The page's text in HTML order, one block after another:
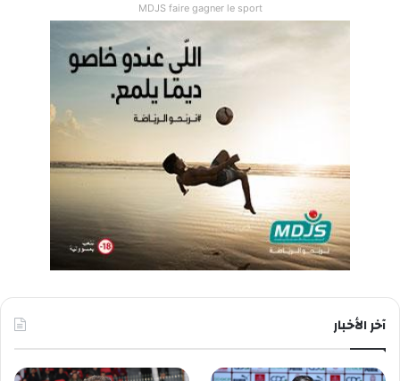
MDJS faire gagner le sport
آخر الأخبار